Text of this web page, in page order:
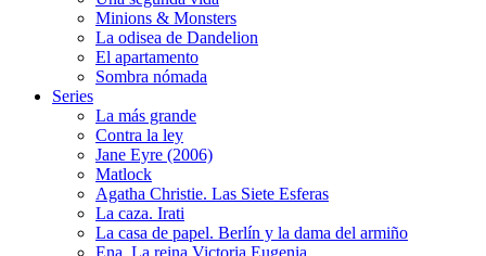
Minions & Monsters
La odisea de Dandelion
El apartamento
Sombra nómada
Series
La más grande
Contra la ley
Jane Eyre (2006)
Matlock
Agatha Christie. Las Siete Esferas
La caza. Irati
La casa de papel. Berlín y la dama del armiño